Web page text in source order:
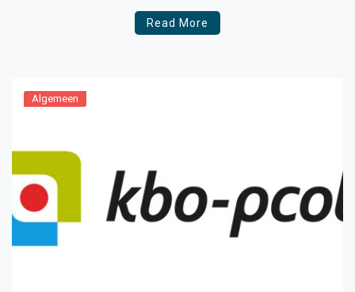
inmiddels veel bezochte online tentoonstelling ‘Pala –
nutmeg tales of Banda’ . De Nederlandstalige website
Read More
Algemeen